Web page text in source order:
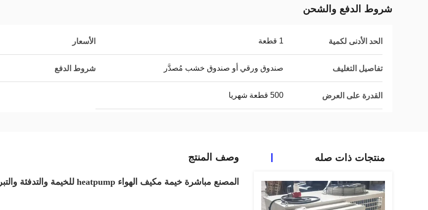
شروط الدفع والشحن
الحد الأدنى لكمية 1 قطعة الأسعار
تفاصيل التغليف صندوق ورقي أو صندوق خشب مُصدَّر شروط الدفع
القدرة على العرض 500 قطعة شهريا
منتجات ذات صله وصف المنتج
المصنع مباشرة خيمة مكيف الهواء heatpump للخيمة والتدفئة والتبريد